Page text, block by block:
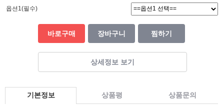
옵션1(필수)
바로구매 장바구니 찜하기
상세정보 보기
기본정보 상품평 상품문의